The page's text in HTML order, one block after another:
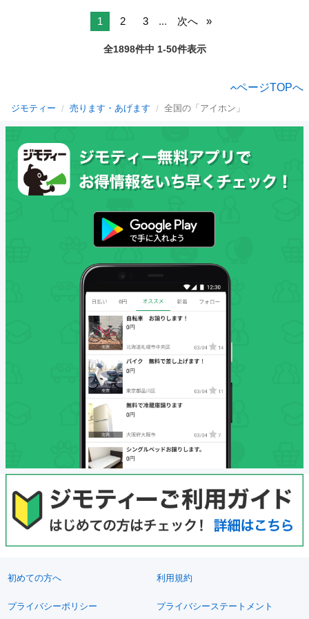
1 2 3 ... 次へ
全1898件中 1-50件表示
ページTOPへ
ジモティー 売ります・あげます 全国の「アイホン」
初めての方へ 利用規約
プライバシーポリシー プライバシーステートメント